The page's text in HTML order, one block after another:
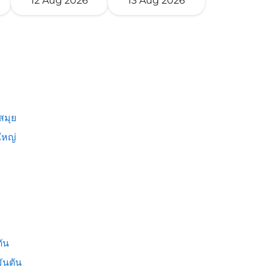
มุย
หญ่
น
นตัน